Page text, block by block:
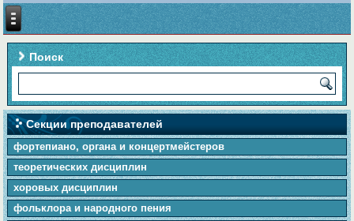
Поиск
Секции преподавателей
фортепиано, органа и концертмейстеров
теоретических дисциплин
хоровых дисциплин
фольклора и народного пения